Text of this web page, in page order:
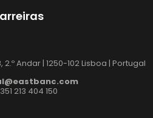
Andar | 1250-102 Lisboa | Portugal
213 404 150